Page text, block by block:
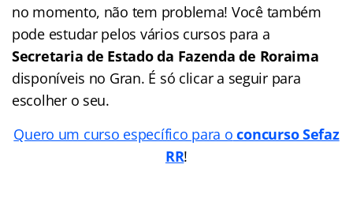
no momento, não tem problema! Você também
pode estudar pelos vários cursos para a
Secretaria de Estado da Fazenda de Roraima
disponíveis no Gran. É só clicar a seguir para
escolher o seu.
Quero um curso específico para o concurso Sefaz
RR!